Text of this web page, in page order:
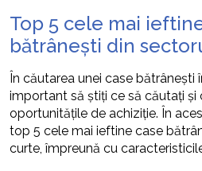
Top 5 cele mai
bătrânești din
În căutarea unei case bătrânești
important să știți ce să căutați și
oportunitățile de achiziție. În
top 5 cele mai ieftine case
curte, împreună cu